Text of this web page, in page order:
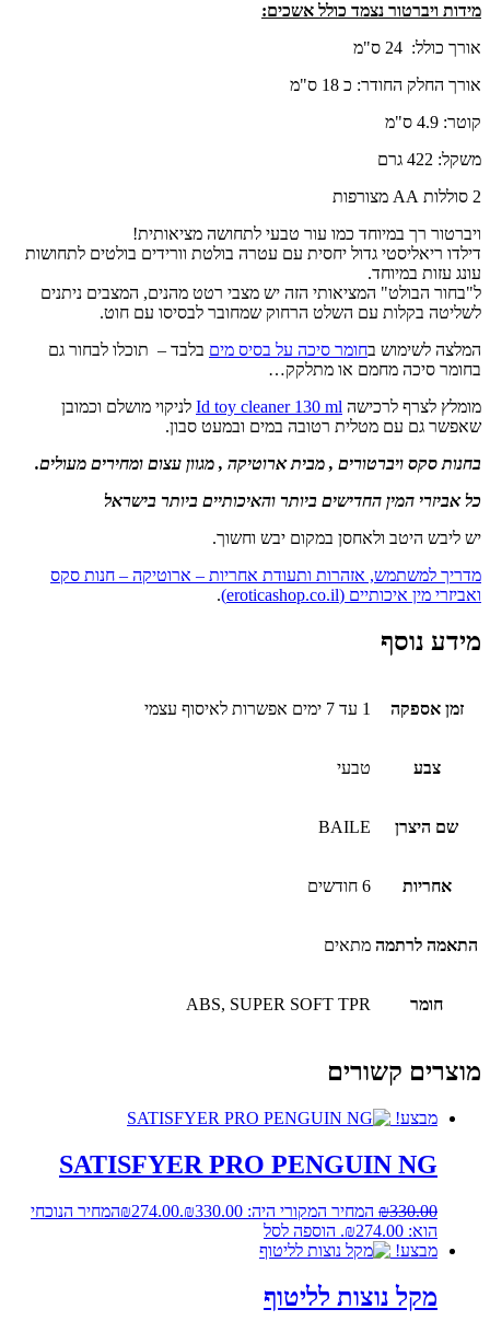
מידות ויברטור נצמד כולל אשכים:
אורך כולל: 24 ס"מ
אורך החלק החודר: כ 18 ס"מ
קוטר: 4.9 ס"מ
משקל: 422 גרם
2 סוללות AA מצורפות
ויברטור רך במיוחד כמו עור טבעי לתחושה מציאותית!
דילדו ריאליסטי גדול יחסית עם עטרה בולטת וורידים בולטים לתחושות
עונג עזות במיוחד.
ל"בחור הבולט" המציאותי הזה יש מצבי רטט מהנים, המצבים ניתנים
לשליטה בקלות עם השלט הרחוק שמחובר לבסיסו עם חוט.
המלצה לשימוש בחומר סיכה על בסיס מים בלבד – תוכלו לבחור גם
בחומר סיכה מחמם או מתלקק…
מומלץ לצרף לרכישה Id toy cleaner 130 ml לניקוי מושלם וכמובן
שאפשר גם עם מטלית רטובה במים ובמעט סבון.
בחנות סקס ויברטורים , מבית ארוטיקה , מגוון עצום ומחירים מעולים.
כל אביזרי המין החדישים ביותר והאיכותיים ביותר בישראל
יש ליבש היטב ולאחסן במקום יבש וחשוך.
מדריך למשתמש, אזהרות ותעודת אחריות – ארוטיקה – חנות סקס
ואביזרי מין איכותיים (eroticashop.co.il)
.
מידע נוסף
זמן אספקה 1 עד 7 ימים אפשרות לאיסוף עצמי
צבע טבעי
שם היצרן BAILE
אחריות 6 חודשים
התאמה לרתמה מתאים
חומר ABS, SUPER SOFT TPR
מוצרים קשורים
מבצע!
SATISFYER PRO PENGUIN NG
₪330.00 המחיר המקורי היה: ₪330.00. ₪274.00
המחיר הנוכחי
הוא: ₪274.00.
הוספה לסל
מבצע!
מקל נוצות לליטוף